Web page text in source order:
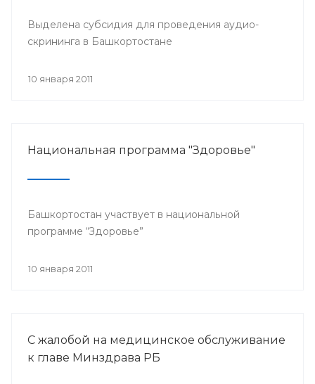
Выделена субсидия для проведения аудио-
скрининга в Башкортостане
10 января 2011
Национальная программа "Здоровье"
Башкортостан участвует в национальной
программе “Здоровье”
10 января 2011
С жалобой на медицинское обслуживание
к главе Минздрава РБ